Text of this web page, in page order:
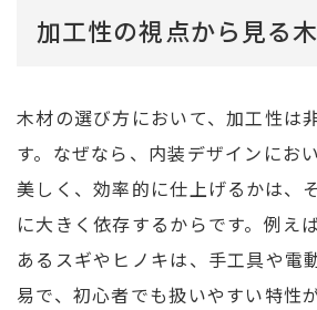
加工性の視点から見る
木材の選び方において、加工性は
す。なぜなら、内装デザインにお
美しく、効率的に仕上げるかは、
に大きく依存するからです。例え
あるスギやヒノキは、手工具や電
易で、初心者でも扱いやすい特性